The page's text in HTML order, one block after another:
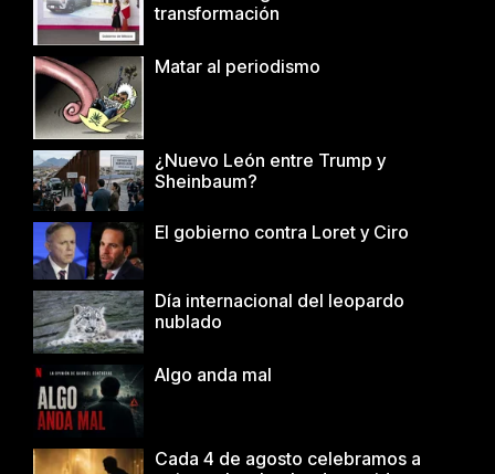
transformación
Matar al periodismo
¿Nuevo León entre Trump y
Sheinbaum?
El gobierno contra Loret y Ciro
Día internacional del leopardo
nublado
Algo anda mal
Cada 4 de agosto celebramos a